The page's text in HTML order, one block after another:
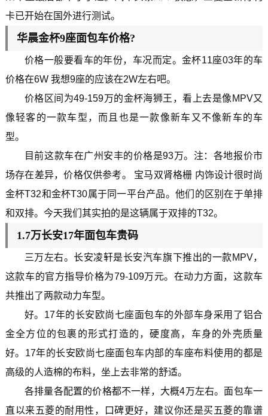
卡已开始在国外进行测试。
华晨金杯9座面包车价格?
价格一般要看车的年份，车况而定。金杯11座03年的车
价格在6W 我想9座的应该在2W左右吧。
价格区间为49-159万的金杯海狮王，看上去是像MPV又
像轻客的一款车型，而且也是一款像新车又不像新车的车
型。
目前这款车在广州安丰的价格是93万。注：各地报价市
场存在差异，价格仅供参考。 宝马双肾格栅 内饰设计很时尚
金杯T32和金杯T30属于同一平台产品。他们的区别在于单排
和双排。今天我们其实拍的是这辆属于双排的T32。
1.7万长安17年面包车贵码
三万左右。长安凌轩是长安汽车旗下推出的一款MPV，
这款车的官方指导价格为79-109万元。在动力方面，这款车
共推出了两款动力车型。
好。17年的长安欧尚七座面包车的外部车身采用了铝合
金全方位的包裹的形式打造的，硬度高，车身的外壳质量
好。17年的长安欧尚七座面包车内部的车座布料使用的都是
高级的人造棉的布料，坐上去非常的舒适。
各排量各配置的价格都不一样，大概4万左右。面包车一
直以来五菱的耐用性，口碑更好，建议你还是买五菱的靠谱